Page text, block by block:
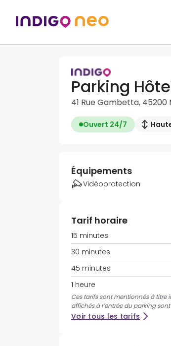
Parking
41 Rue Gambetta, 45200
Ouvert 24/7
Équipements
Vidéoprotection
Tarif horaire
15 minutes
30 minutes
45 minutes
1 heure
Ces tarifs sont mentionnés à titre
affichés à l’entrée du parking
Voir tous les tarifs